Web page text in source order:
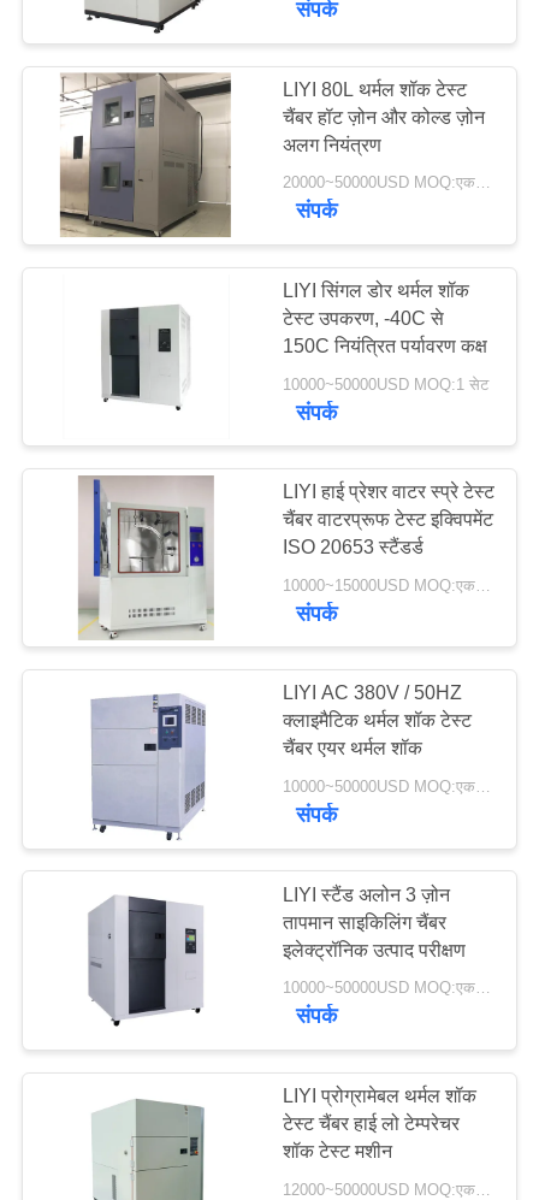
संपर्क
LIYI 80L थर्मल शॉक टेस्ट
चैंबर हॉट ज़ोन और कोल्ड ज़ोन
अलग नियंत्रण
20000~50000USD MOQ:एक सेट
संपर्क
LIYI सिंगल डोर थर्मल शॉक
टेस्ट उपकरण, -40C से
150C नियंत्रित पर्यावरण कक्ष
10000~50000USD MOQ:1 सेट
संपर्क
LIYI हाई प्रेशर वाटर स्प्रे टेस्ट
चैंबर वाटरप्रूफ टेस्ट इक्विपमेंट
ISO 20653 स्टैंडर्ड
10000~15000USD MOQ:एक सेट
संपर्क
LIYI AC 380V / 50HZ
क्लाइमैटिक थर्मल शॉक टेस्ट
चैंबर एयर थर्मल शॉक
10000~50000USD MOQ:एक सेट
संपर्क
LIYI स्टैंड अलोन 3 ज़ोन
तापमान साइकिलिंग चैंबर
इलेक्ट्रॉनिक उत्पाद परीक्षण
10000~50000USD MOQ:एक सेट
संपर्क
LIYI प्रोग्रामेबल थर्मल शॉक
टेस्ट चैंबर हाई लो टेम्परेचर
शॉक टेस्ट मशीन